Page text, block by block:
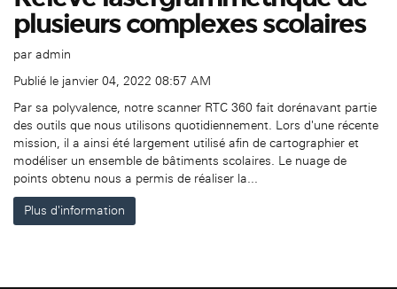
plusieurs complexes scolaires
par admin
Publié le janvier 04, 2022 08:57 AM
Par sa polyvalence, notre scanner RTC 360 fait dorénavant partie
des outils que nous utilisons quotidiennement. Lors d'une récente
mission, il a ainsi été largement utilisé afin de cartographier et
modéliser un ensemble de bâtiments scolaires. Le nuage de
points obtenu nous a permis de réaliser la...
Plus d'information